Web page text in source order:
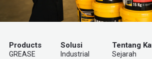
Products
GREASE
Solusi
Industrial
Tentang
Sejarah